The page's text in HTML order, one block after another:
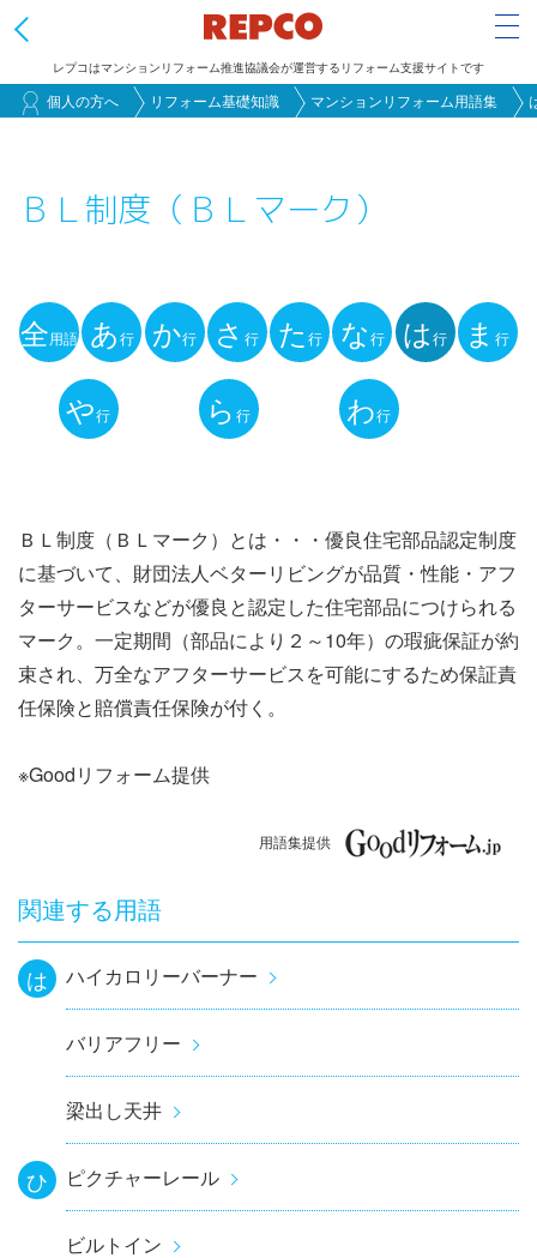
レプコはマンションリフォーム推進協議会が運営するリフォーム支援サイトです
個人の方へ リフォーム基礎知識 マンションリフォーム用語集
ＢＬ制度（ＢＬマーク）
用
ナ
ビ
ゲ
ー
シ
全用語 あ行 か行 さ行 た 行 な行 は行 ま行
や行 ら 行 わ行
ＢＬ制度（ＢＬマーク）とは・・・優良住宅部品認定制度
に基づいて、財団法人ベターリビングが品質・性能・アフ
ターサービスなどが優良と認定した住宅部品につけられる
マーク。一定期間（部品により２～10年）の瑕疵保証が約
束され、万全なアフターサービスを可能にするため保証責
任保険と賠償責任保険が付く。
※Goodリフォーム提供
用語集提供
関連する用語
は ハイカロリーバーナー
バリアフリー
梁出し天井
ひ ピクチャーレール
ビルトイン